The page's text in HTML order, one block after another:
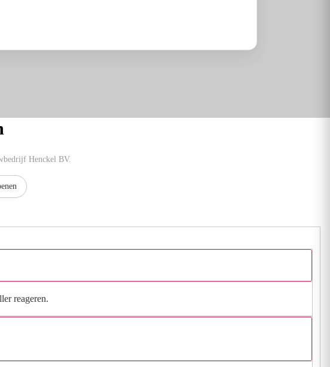
Henckel BV.
reageren.